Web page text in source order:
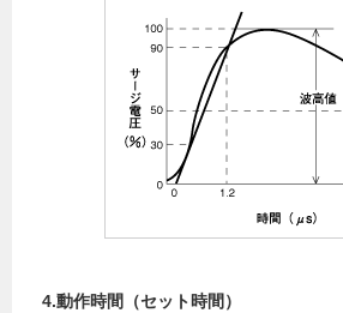
4.動作時間（セット時間）